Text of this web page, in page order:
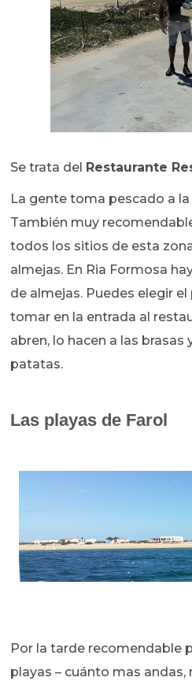
Se trata del Restaurante
La gente toma pescado a
También muy
todos los sitios de esta
almejas. En Ria Formosa
de almejas. Puedes elegir
tomar en la entrada al
abren, lo hacen a las brasas
patatas.
Las playas de Farol
Por la tarde recomendable
playas – cuánto mas